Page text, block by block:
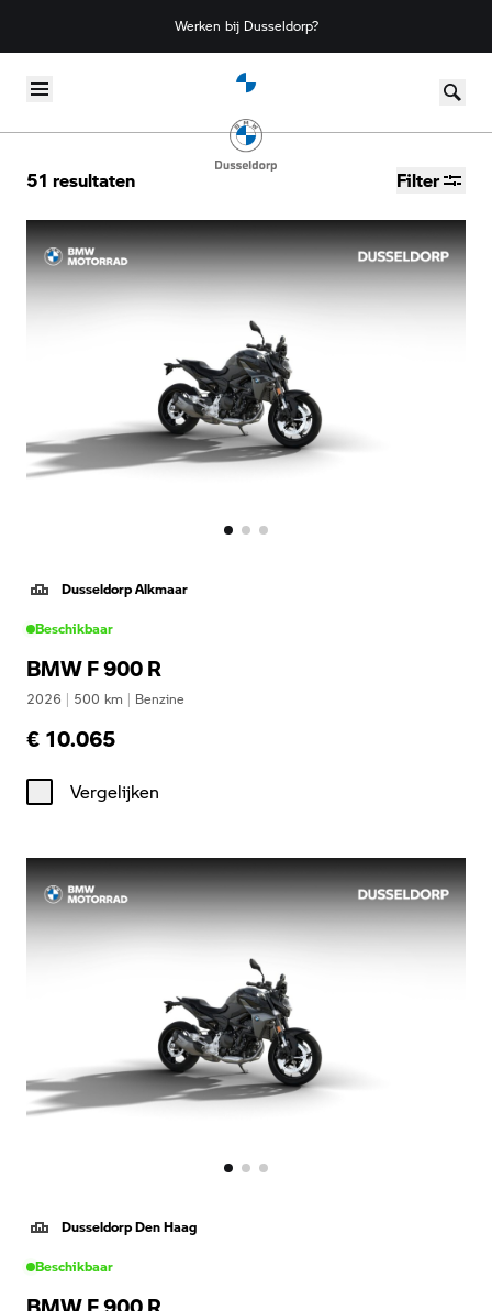
Werken bij Dusseldorp?
Skip to content
51 resultaten Filter
Dusseldorp Alkmaar
Beschikbaar
BMW F 900 R
2026 | 500 km | Benzine
€ 10.065
Vergelijken
Dusseldorp Den Haag
Beschikbaar